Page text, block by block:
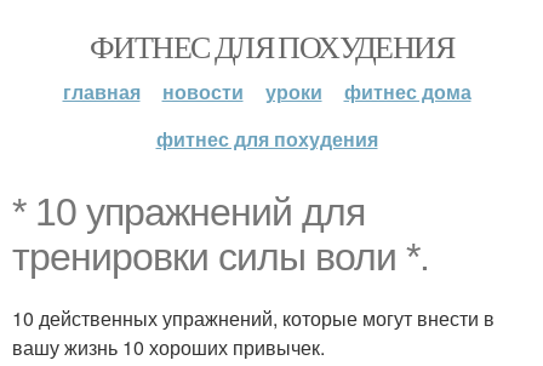
ФИТНЕС ДЛЯ ПОХУДЕНИЯ
главная новости уроки
фитнес дома
фитнес для похудения
* 10 упражнений для
тренировки силы воли *.
10 действенных упражнений, которые могут внести в
вашу жизнь 10 хороших привычек.